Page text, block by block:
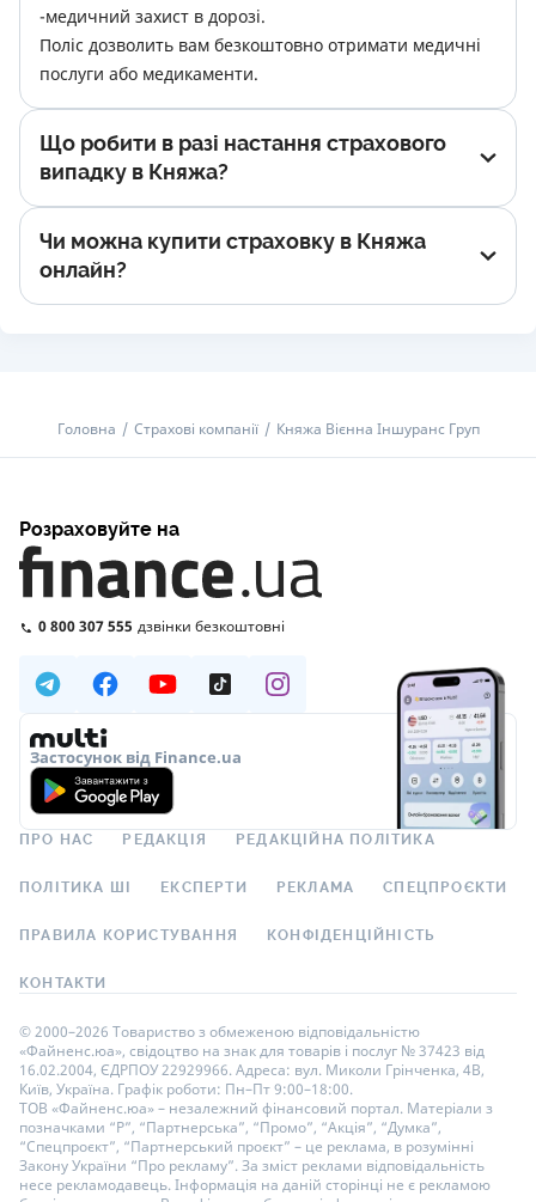
-медичний захист в дорозі.
Поліс дозволить вам безкоштовно отримати медичні
послуги або медикаменти.
Що робити в разі настання страхового
випадку в Княжа?
Чи можна купити страховку в Княжа
онлайн?
Головна Страхові компанії Княжа Вієнна Іншуранс Груп
Розраховуйте на
0 800 307 555 дзвінки безкоштовні
Застосунок від Finance.ua
ПРО НАС РЕДАКЦІЯ РЕДАКЦІЙНА ПОЛІТИКА
ПОЛІТИКА ШІ ЕКСПЕРТИ РЕКЛАМА СПЕЦПРОЄКТИ
ПРАВИЛА КОРИСТУВАННЯ КОНФІДЕНЦІЙНІСТЬ
КОНТАКТИ
© 2000–2026 Товариство з обмеженою відповідальністю
«Файненс.юа», свідоцтво на знак для товарів і послуг № 37423 від
16.02.2004, ЄДРПОУ 22929966. Адреса: вул. Миколи Грінченка, 4В,
Київ, Україна. Графік роботи: Пн–Пт 9:00–18:00.
ТОВ «Файненс.юа» – незалежний фінансовий портал. Матеріали з
позначками “Р”, “Партнерська”, “Промо”, “Акція”, “Думка”,
“Спецпроєкт”, “Партнерський проєкт” – це реклама, в розумінні
Закону України “Про рекламу”. За зміст реклами відповідальність
несе рекламодавець. Інформація на даній сторінці не є рекламою